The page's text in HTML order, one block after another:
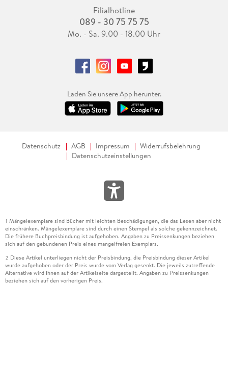
Filialhotline
089 - 30 75 75 75
Mo. - Sa. 9.00 - 18.00 Uhr
Laden Sie unsere App herunter.
Datenschutz AGB Impressum
Widerrufsbelehrung
Datenschutzeinstellungen
1 Mängelexemplare sind Bücher mit leichten Beschädigungen, die das Lesen aber nicht
einschränken. Mängelexemplare sind durch einen Stempel als solche gekennzeichnet.
Die frühere Buchpreisbindung ist aufgehoben. Angaben zu Preissenkungen beziehen
sich auf den gebundenen Preis eines mangelfreien Exemplars.
2 Diese Artikel unterliegen nicht der Preisbindung, die Preisbindung dieser Artikel
wurde aufgehoben oder der Preis wurde vom Verlag gesenkt. Die jeweils zutreffende
Alternative wird Ihnen auf der Artikelseite dargestellt. Angaben zu Preissenkungen
beziehen sich auf den vorherigen Preis.